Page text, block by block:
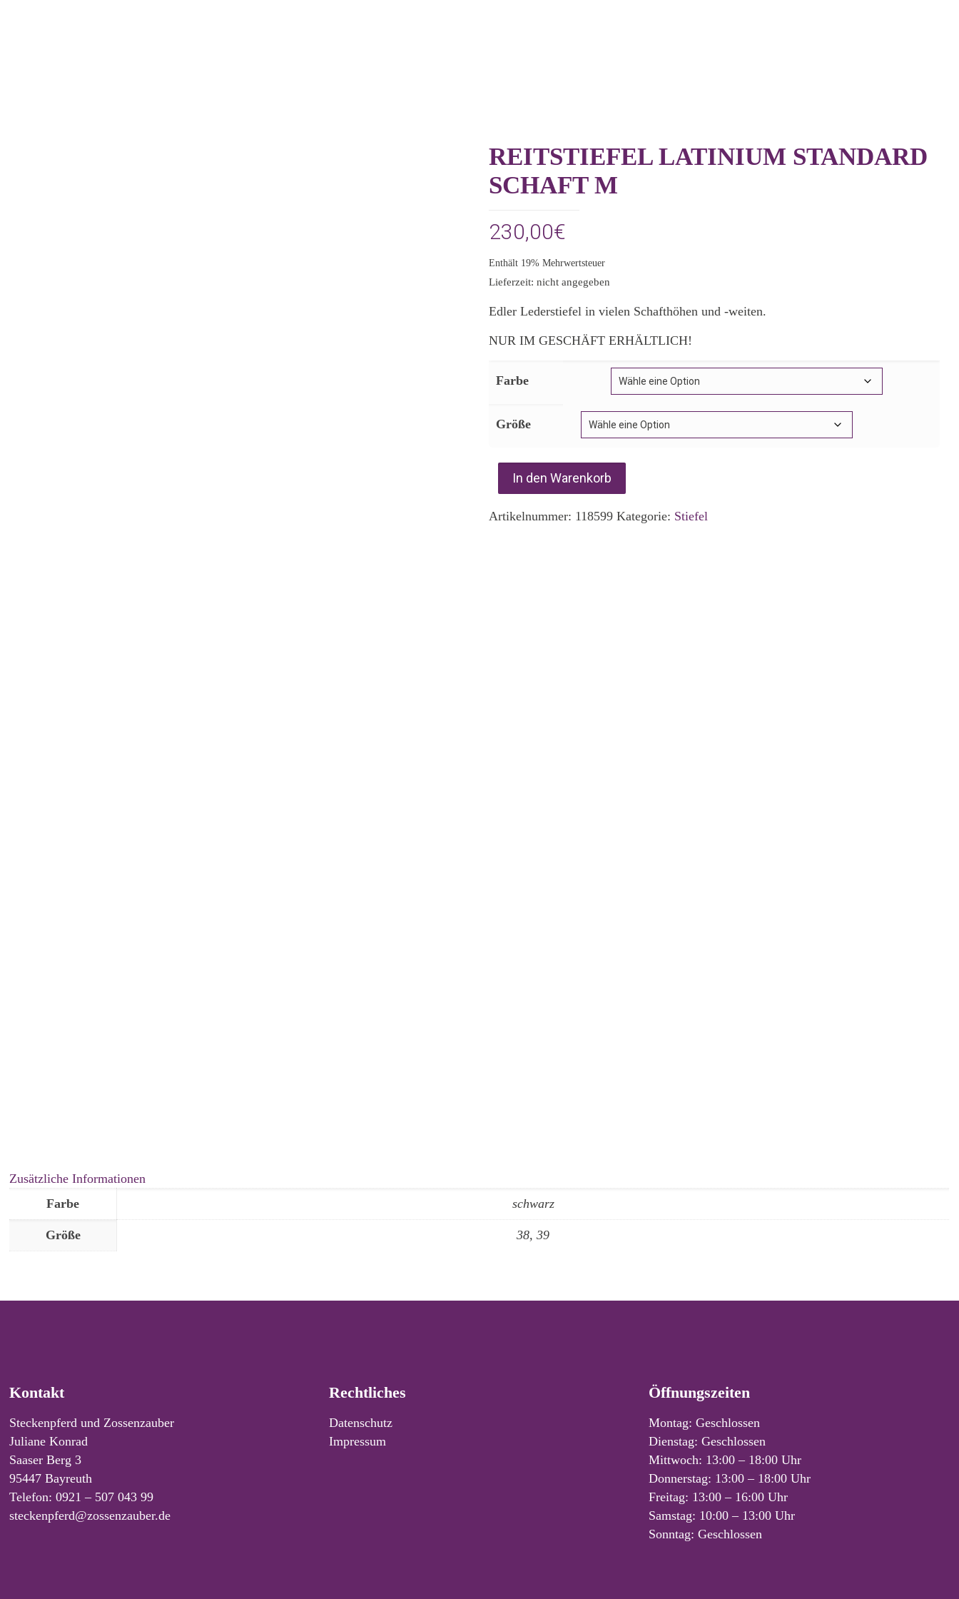
REITSTIEFEL LATINIUM STANDARD
SCHAFT M
230,00€
Enthält 19% Mehrwertsteuer
Lieferzeit: nicht angegeben
Edler Lederstiefel in vielen Schafthöhen und -weiten.
NUR IM GESCHÄFT ERHÄLTLICH!
Farbe
Größe
In den Warenkorb
Artikelnummer: 118599 Kategorie: Stiefel
Zusätzliche Informationen
Farbe
schwarz
Größe 38, 39
Kontakt
Steckenpferd und Zossenzauber
Juliane Konrad
Saaser Berg 3
95447 Bayreuth
Telefon: 0921 – 507 043 99
steckenpferd@zossenzauber.de
Rechtliches
Datenschutz
Impressum
Öffnungszeiten
Montag: Geschlossen
Dienstag: Geschlossen
Mittwoch: 13:00 – 18:00 Uhr
Donnerstag: 13:00 – 18:00 Uhr
Freitag: 13:00 – 16:00 Uhr
Samstag: 10:00 – 13:00 Uhr
Sonntag: Geschlossen